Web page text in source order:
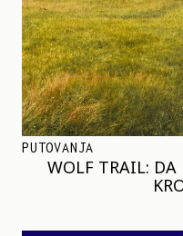
PUTOVANJA
WOLF TRAIL: